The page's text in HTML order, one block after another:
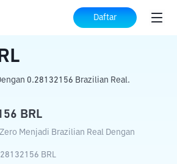
Daftar
Kripto
0.28132156 Brazilian Real.
BRL
Menjadi Brazilian Real Dengan
BRL